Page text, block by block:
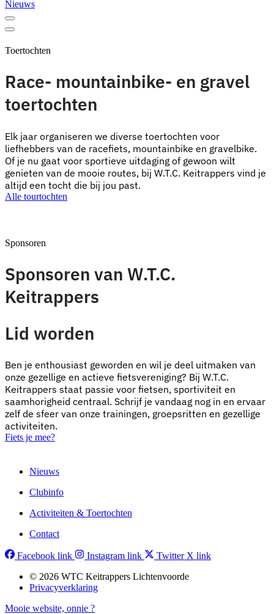
Nieuws
Toertochten
Race- mountainbike- en gravel
toertochten
Elk jaar organiseren we diverse toertochten voor
liefhebbers van de racefiets, mountainbike en gravelbike.
Of je nu gaat voor sportieve uitdaging of gewoon wilt
genieten van de mooie routes, bij W.T.C. Keitrappers vind je
altijd een tocht die bij jou past.
Alle tourtochten
Sponsoren
Sponsoren van W.T.C.
Keitrappers
Lid worden
Ben je enthousiast geworden en wil je deel uitmaken van
onze gezellige en actieve fietsvereniging? Bij W.T.C.
Keitrappers staat passie voor fietsen, sportiviteit en
saamhorigheid centraal. Schrijf je vandaag nog in en ervaar
zelf de sfeer van onze trainingen, groepsritten en gezellige
activiteiten.
Fiets je mee?
Nieuws
Clubinfo
Activiteiten & Toertochten
Contact
Facebook link Instagram link
Twitter X link
© 2026 WTC Keitrappers Lichtenvoorde
Privacyverklaring
Mooie website, onnie ?